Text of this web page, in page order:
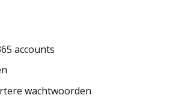
accounts
wachtwoorden